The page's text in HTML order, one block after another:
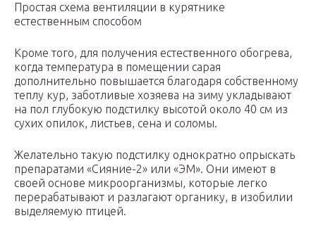
Простая схема вентиляции в курятнике
естественным способом
Кроме того, для получения естественного обогрева,
когда температура в помещении сарая
дополнительно повышается благодаря собственному
теплу кур, заботливые хозяева на зиму укладывают
на пол глубокую подстилку высотой около 40 см из
сухих опилок, листьев, сена и соломы.
Желательно такую подстилку однократно опрыскать
препаратами «Сияние-2» или «ЭМ». Они имеют в
своей основе микроорганизмы, которые легко
перерабатывают и разлагают органику, в изобилии
выделяемую птицей.